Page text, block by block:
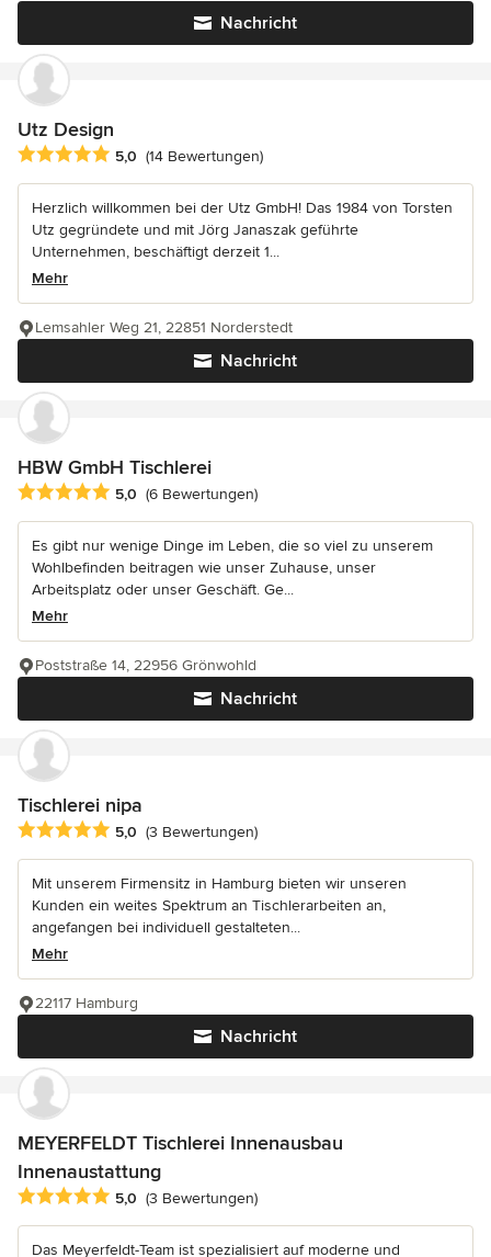
Nachricht
Utz Design
Durchschnittliche Bewertung: 5 von 5 Sternen
5,0 (14 Bewertungen)
Herzlich willkommen bei der Utz GmbH! Das 1984 von Torsten
Utz gegründete und mit Jörg Janaszak geführte
Unternehmen, beschäftigt derzeit 1...
Mehr
Nachricht
Lemsahler Weg 21, 22851 Norderstedt
HBW GmbH Tischlerei
Durchschnittliche Bewertung: 5 von 5 Sternen
5,0 (6 Bewertungen)
Es gibt nur wenige Dinge im Leben, die so viel zu unserem
Wohlbefinden beitragen wie unser Zuhause, unser
Arbeitsplatz oder unser Geschäft. Ge...
Mehr
Nachricht
Poststraße 14, 22956 Grönwohld
Tischlerei nipa
Durchschnittliche Bewertung: 5 von 5 Sternen
5,0 (3 Bewertungen)
Mit unserem Firmensitz in Hamburg bieten wir unseren
Kunden ein weites Spektrum an Tischlerarbeiten an,
angefangen bei individuell gestalteten...
Mehr
Nachricht
22117 Hamburg
MEYERFELDT Tischlerei Innenausbau
Innenaustattung
Durchschnittliche Bewertung: 5 von 5 Sternen
5,0 (3 Bewertungen)
Das Meyerfeldt-Team ist spezialisiert auf moderne und